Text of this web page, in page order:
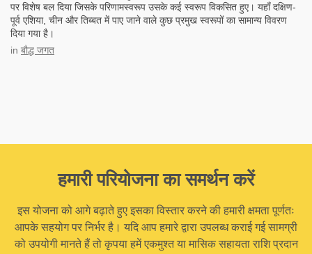
पर विशेष बल दिया जिसके परिणामस्वरूप उसके कई स्वरूप विकसित हुए। यहाँ दक्षिण-
पूर्व एशिया, चीन और तिब्बत में पाए जाने वाले कुछ प्रमुख स्वरूपों का सामान्य विवरण
दिया गया है।
in बौद्ध जगत
हमारी परियोजना का समर्थन करें
इस योजना को आगे बढ़ाते हुए इसका विस्तार करने की हमारी क्षमता पूर्णतः
आपके सहयोग पर निर्भर है। यदि आप हमारे द्वारा उपलब्ध कराई गई सामग्री
को उपयोगी मानते हैं तो कृपया हमें एकमुश्त या मासिक सहायता राशि प्रदान